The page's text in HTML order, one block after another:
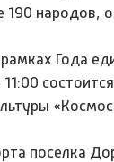
народов,
Года
поселка